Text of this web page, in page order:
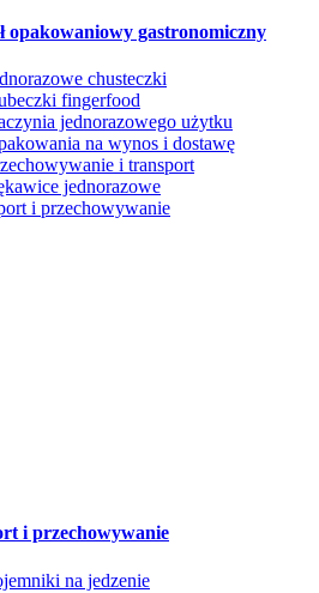
opakowaniowy gastronomiczny
chusteczki
fingerfood
jednorazowego użytku
na wynos i dostawę
i transport
jednorazowe
i przechowywanie
na jedzenie